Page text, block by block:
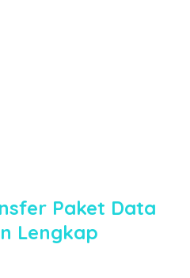
Paket Data
Lengkap